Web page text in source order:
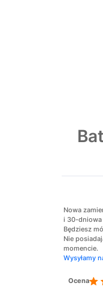
Nowa
i 30-dniowa
Będziesz
Nie
momencie.
Wysyłamy
Ocena